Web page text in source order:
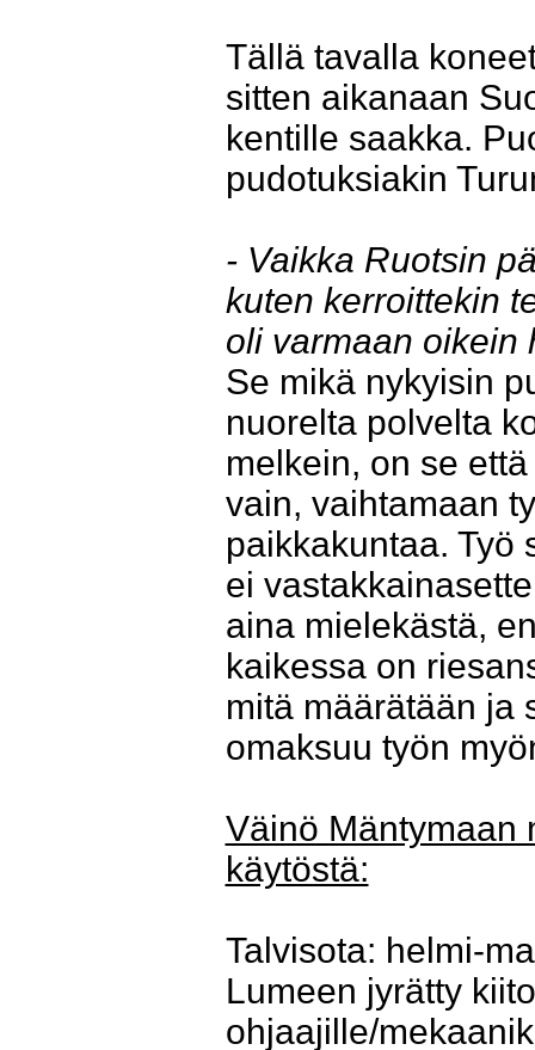
Tällä tavalla
sitten aikanaan
kentille saakka.
pudotuksiakin
- Vaikka Ruotsin
kuten kerroittekin
oli varmaan oikein
Se mikä nykyisin
nuorelta polvelta
melkein, on se
vain, vaihtamaan
paikkakuntaa. Työ
ei
aina mielekästä,
kaikessa on
mitä määrätään ja
omaksuu työn
Väinö Mäntymaan
käytöstä:
Talvisota: helmi-
Lumeen jyrätty
ohjaajille/